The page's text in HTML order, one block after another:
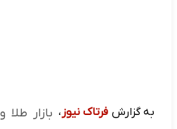
به گزارش فرتاک نیوز ، بازار